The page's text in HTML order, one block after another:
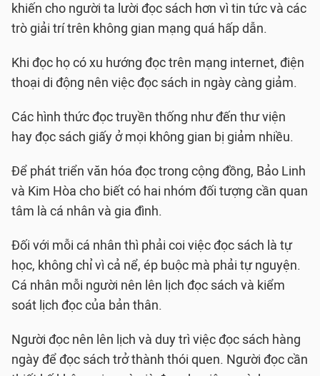
khiến cho người ta lười đọc sách hơn vì tin tức và các
trò giải trí trên không gian mạng quá hấp dẫn.
Khi đọc họ có xu hướng đọc trên mạng internet, điện
thoại di động nên việc đọc sách in ngày càng giảm.
Các hình thức đọc truyền thống như đến thư viện
hay đọc sách giấy ở mọi không gian bị giảm nhiều.
Để phát triển văn hóa đọc trong cộng đồng, Bảo Linh
và Kim Hòa cho biết có hai nhóm đối tượng cần quan
tâm là cá nhân và gia đình.
Đối với mỗi cá nhân thì phải coi việc đọc sách là tự
học, không chỉ vì cả nể, ép buộc mà phải tự nguyện.
Cá nhân mỗi người nên lên lịch đọc sách và kiểm
soát lịch đọc của bản thân.
Người đọc nên lên lịch và duy trì việc đọc sách hàng
ngày để đọc sách trở thành thói quen. Người đọc cần